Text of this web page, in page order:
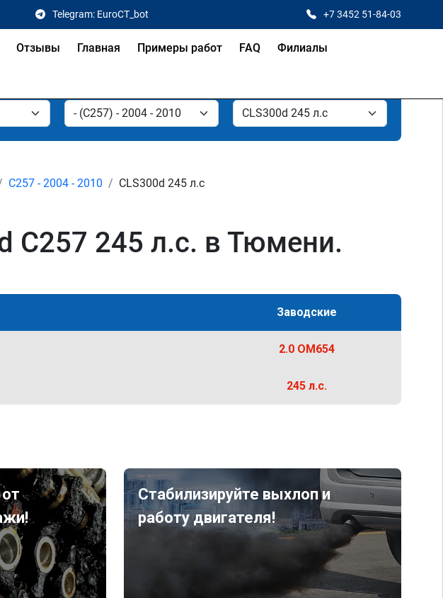
Telegram: EuroCT_bot +7 3452 51-84-03
Отзывы Главная Примеры работ FAQ Филиалы
C257 - 2004 - 2010 CLS300d 245 л.с
C257 245 л.с. в Тюмени.
Заводские
2.0 OM654
245 л.с.
Стабилизируйте выхлоп и
работу двигателя!